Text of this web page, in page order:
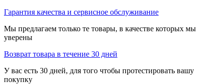
Гарантия качества и сервисное обслуживание
Мы предлагаем только те товары, в качестве которых мы
уверены
Возврат товара в течение 30 дней
У вас есть 30 дней, для того чтобы протестировать вашу
покупку